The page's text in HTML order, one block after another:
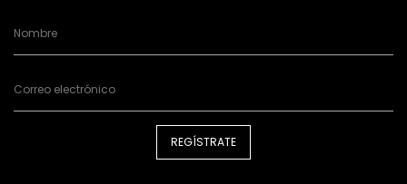
REGÍSTRATE